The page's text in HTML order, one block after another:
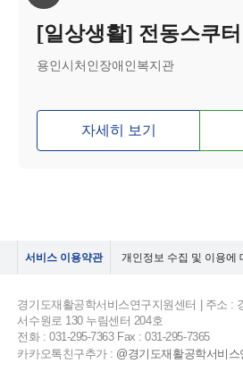
[일상생활] 전동스쿠
용인시처인장애인복지관
자세히 보기
서비스 이용약관 개인정보 수집 및 이용에
경기도재활공학서비스연구지원센터 | 주소 :
서수원로 130 누림센터 204호
전화 : 031-295-7363 Fax : 031-295-7365
카카오톡친구추가 : @경기도재활공학서비스